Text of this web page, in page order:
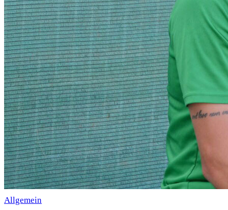
Allgemein